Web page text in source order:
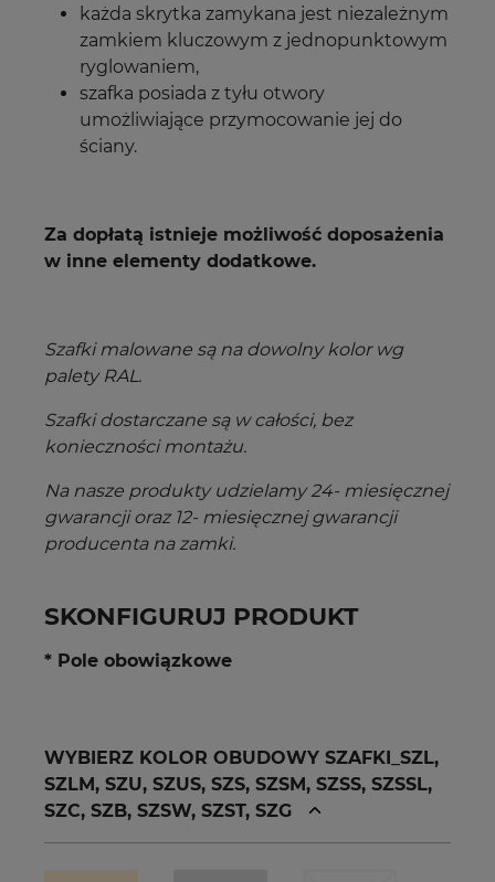
każda skrytka zamykana jest niezależnym
zamkiem kluczowym z jednopunktowym
ryglowaniem,
szafka posiada z tyłu otwory
umożliwiające przymocowanie jej do
ściany.
Za dopłatą istnieje możliwość doposażenia
w inne elementy dodatkowe.
Szafki malowane są na dowolny kolor wg
palety RAL.
Szafki dostarczane są w całości, bez
konieczności montażu.
Na nasze produkty udzielamy 24- miesięcznej
gwarancji oraz 12- miesięcznej gwarancji
producenta na zamki.
SKONFIGURUJ PRODUKT
* Pole obowiązkowe
WYBIERZ KOLOR OBUDOWY SZAFKI_SZL,
SZLM, SZU, SZUS, SZS, SZSM, SZSS, SZSSL,
SZC, SZB, SZSW, SZST, SZG